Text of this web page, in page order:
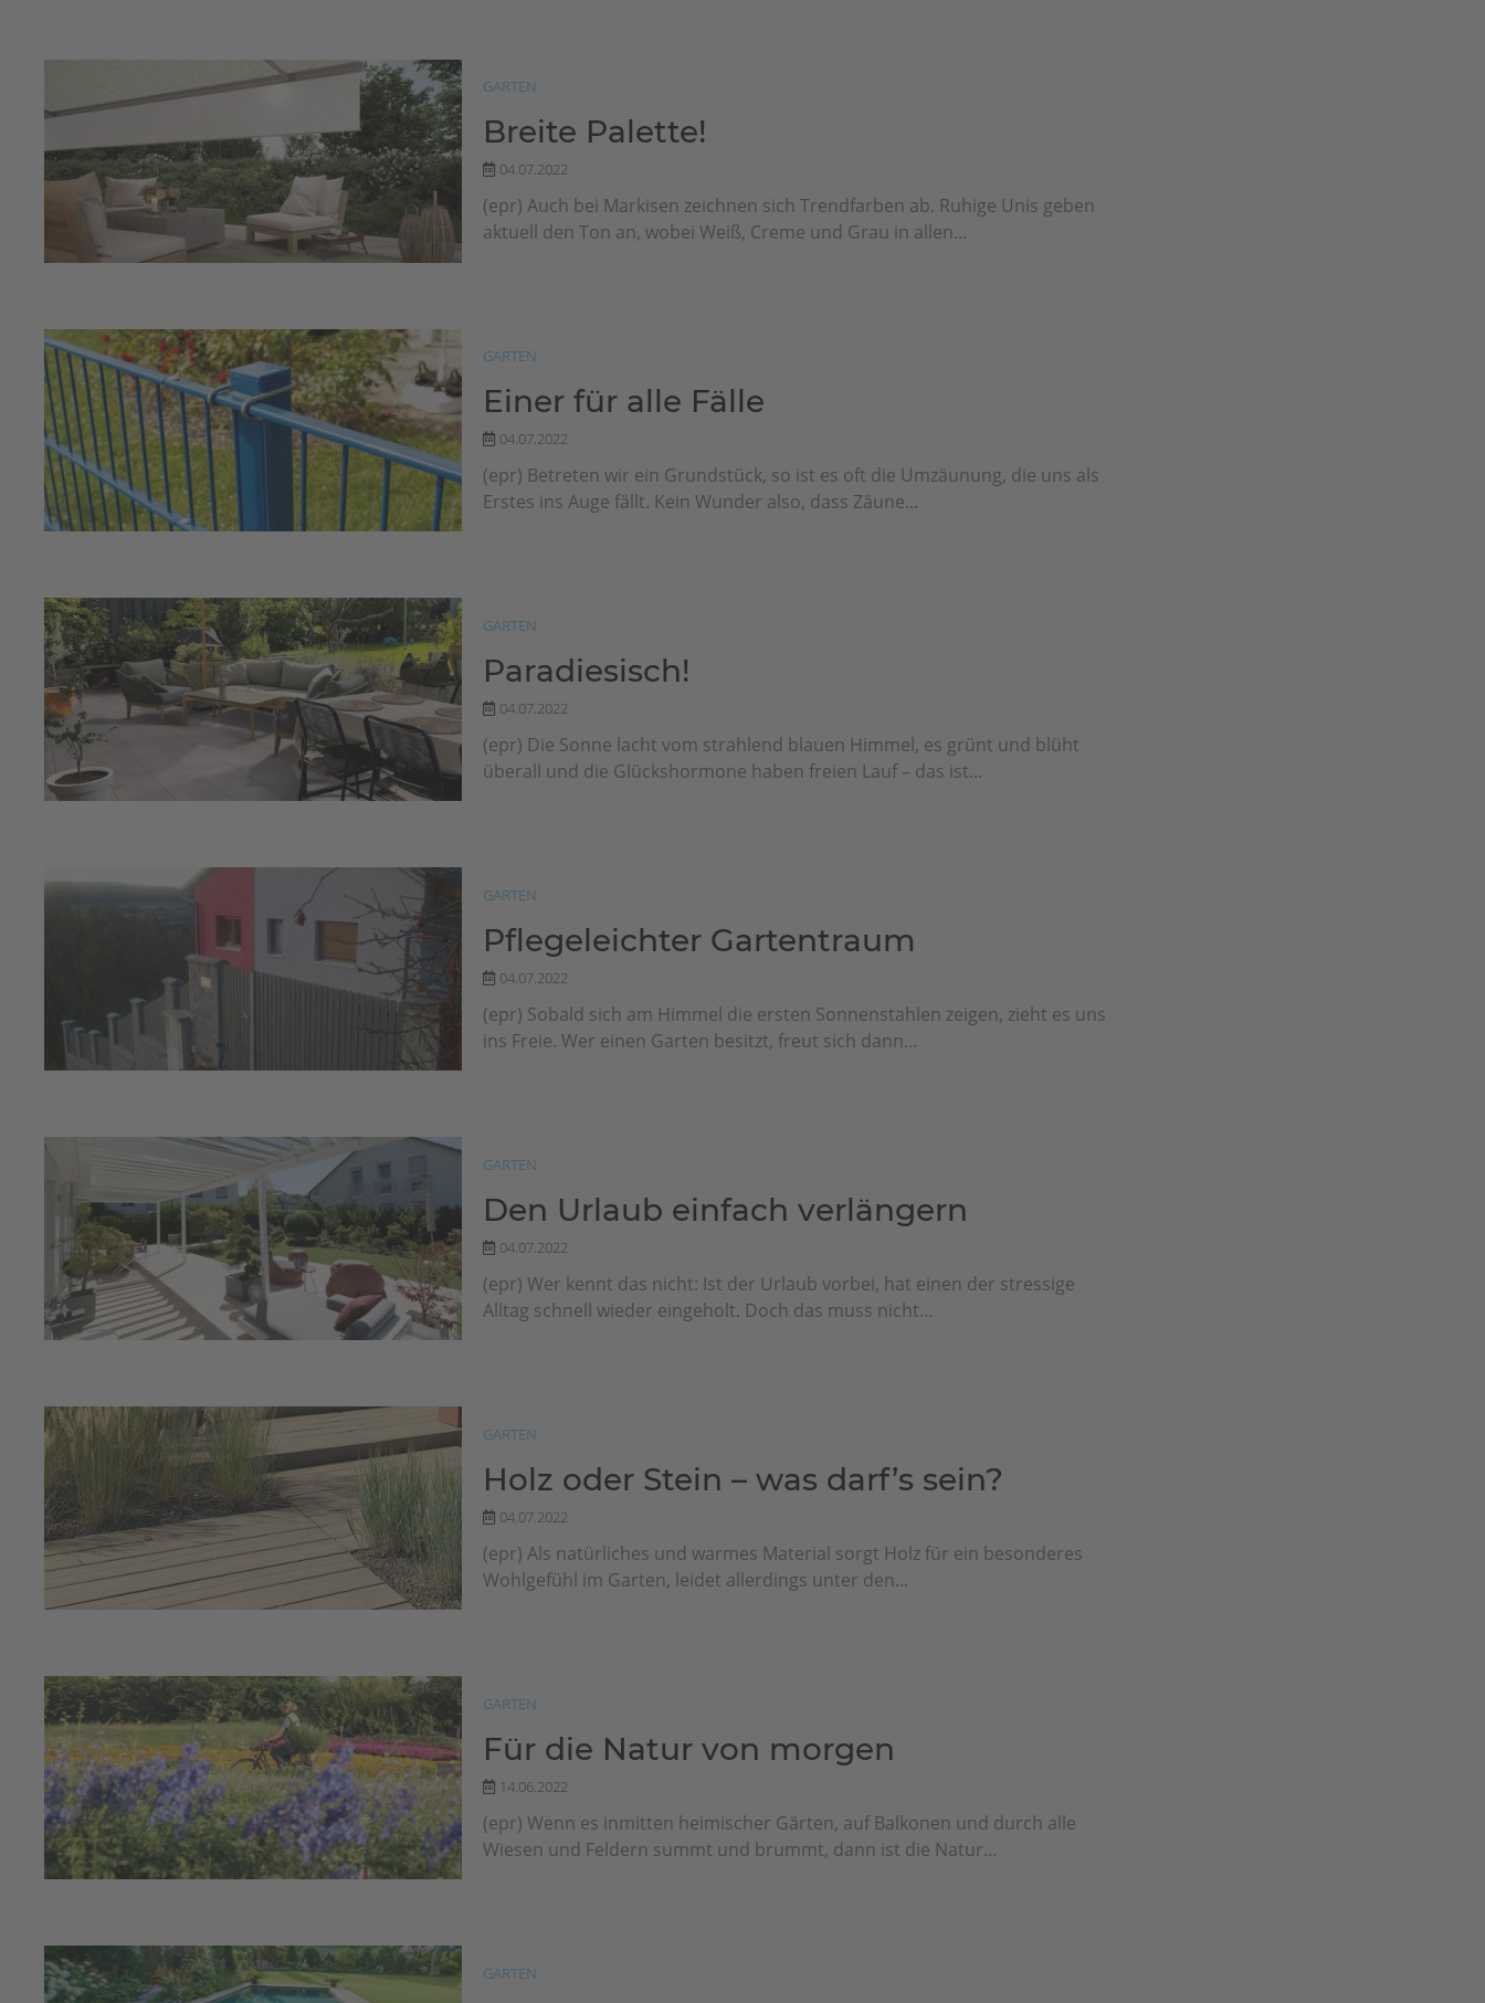
GARTEN
Breite Palette!
04.07.2022
(epr) Auch bei Markisen zeichnen sich Trendfarben ab. Ruhige Unis geben
aktuell den Ton an, wobei Weiß, Creme und Grau in allen...
GARTEN
Einer für alle Fälle
04.07.2022
(epr) Betreten wir ein Grundstück, so ist es oft die Umzäunung, die uns als
Erstes ins Auge fällt. Kein Wunder also, dass Zäune...
GARTEN
Paradiesisch!
04.07.2022
(epr) Die Sonne lacht vom strahlend blauen Himmel, es grünt und blüht
überall und die Glückshormone haben freien Lauf – das ist...
GARTEN
Pflegeleichter Gartentraum
04.07.2022
(epr) Sobald sich am Himmel die ersten Sonnenstahlen zeigen, zieht es uns
ins Freie. Wer einen Garten besitzt, freut sich dann...
GARTEN
Den Urlaub einfach verlängern
04.07.2022
(epr) Wer kennt das nicht: Ist der Urlaub vorbei, hat einen der stressige
Alltag schnell wieder eingeholt. Doch das muss nicht...
GARTEN
Holz oder Stein – was darf’s sein?
04.07.2022
(epr) Als natürliches und warmes Material sorgt Holz für ein besonderes
Wohlgefühl im Garten, leidet allerdings unter den...
GARTEN
Für die Natur von morgen
14.06.2022
(epr) Wenn es inmitten heimischer Gärten, auf Balkonen und durch alle
Wiesen und Feldern summt und brummt, dann ist die Natur...
GARTEN